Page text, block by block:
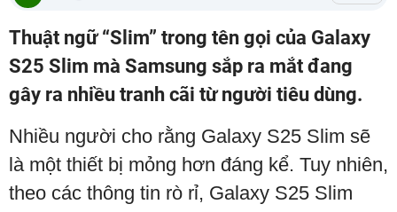
Thuật ngữ “Slim” trong tên gọi của Galaxy
S25 Slim mà Samsung sắp ra mắt đang
gây ra nhiều tranh cãi từ người tiêu dùng.
Nhiều người cho rằng Galaxy S25 Slim sẽ
là một thiết bị mỏng hơn đáng kể. Tuy nhiên,
theo các thông tin rò rỉ, Galaxy S25 Slim